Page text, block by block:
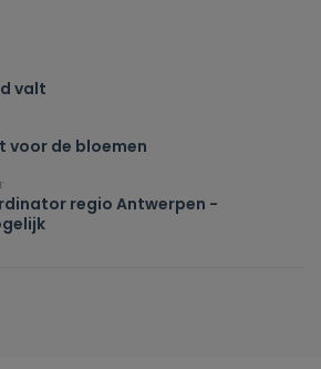
valt
voor de bloemen
regio Antwerpen -